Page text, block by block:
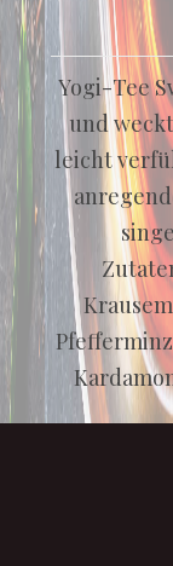
Yogi-Tee
und
leicht